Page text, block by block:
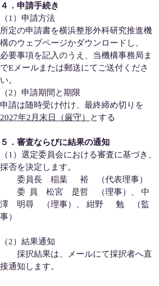
４．申請手続き
（1）申請方法
所定の申請書を横浜整形外科研究推進機
構のウェブページかダウンロードし、
必要事項を記入のうえ、当機構事務局ま
でEメールまたは郵送にてご送付くださ
い。
（2）申請期間と期限
申請は随時受け付け、最終締め切りを
2027年2月末日（厳守）
とする
５．審査ならびに結果の通知
（1）選定委員会における審査に基づき、
採否を決定します。
委員長　稲葉　  裕　（代表理事）
委  員　松宮　是哲　（理事）、 中
澤　明尋　（理事）、 紺野 　 勉　（監
事）
（2）結果通知
採択結果は、メールにて採択者へ直
接通知します。